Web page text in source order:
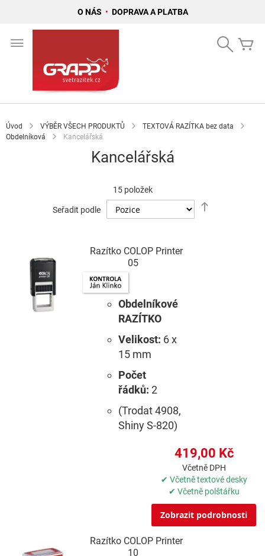
O NÁS • DOPRAVA A PLATBA
Search
Úvod VÝBĚR VŠECH PRODUKTŮ
TEXTOVÁ RAZÍTKA bez data
Obdelníková
Kancelářská
Kancelářská
15položek
Seřadit podle
Razítko COLOP Printer
05
Obdelníkové
RAZÍTKO
Velikost: 6 x
15 mm
Počet
řádků: 2
(Trodat 4908,
Shiny S-820)
419,00 Kč
Včetně DPH
✔ Včetně textové desky
✔ Včetně polštářku
Zobrazit podrobnosti
Razítko COLOP Printer
10